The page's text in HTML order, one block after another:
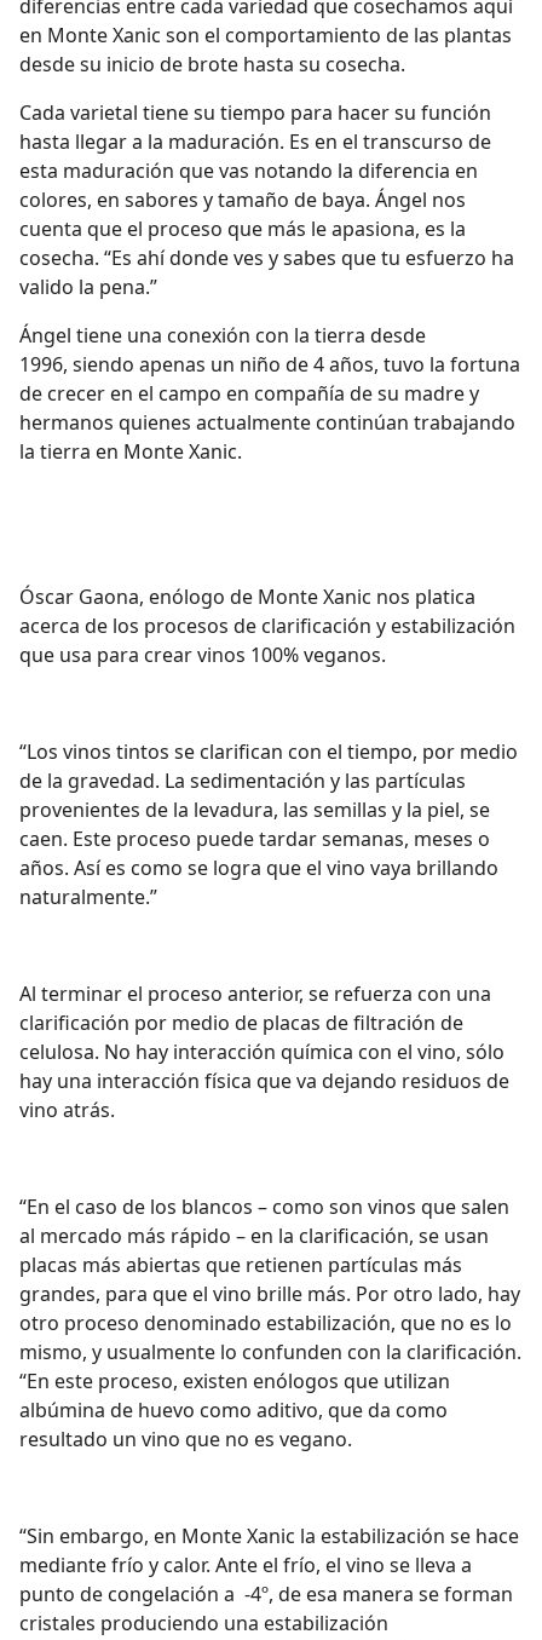
diferencias entre cada variedad que cosechamos aquí
en Monte Xanic son el comportamiento de las plantas
desde su inicio de brote hasta su cosecha.
Cada varietal tiene su tiempo para hacer su función
hasta llegar a la maduración. Es en el transcurso de
esta maduración que vas notando la diferencia en
colores, en sabores y tamaño de baya. Ángel nos
cuenta que el proceso que más le apasiona, es la
cosecha. “Es ahí donde ves y sabes que tu esfuerzo ha
valido la pena.”
Ángel tiene una conexión con la tierra desde
1996, siendo apenas un niño de 4 años, tuvo la fortuna
de crecer en el campo en compañía de su madre y
hermanos quienes actualmente continúan trabajando
la tierra en Monte Xanic.
Óscar Gaona, enólogo de Monte Xanic nos platica
acerca de los procesos de clarificación y estabilización
que usa para crear vinos 100% veganos.
“Los vinos tintos se clarifican con el tiempo, por medio
de la gravedad. La sedimentación y las partículas
provenientes de la levadura, las semillas y la piel, se
caen. Este proceso puede tardar semanas, meses o
años. Así es como se logra que el vino vaya brillando
naturalmente.”
Al terminar el proceso anterior, se refuerza con una
clarificación por medio de placas de filtración de
celulosa. No hay interacción química con el vino, sólo
hay una interacción física que va dejando residuos de
vino atrás.
“En el caso de los blancos – como son vinos que salen
al mercado más rápido – en la clarificación, se usan
placas más abiertas que retienen partículas más
grandes, para que el vino brille más. Por otro lado, hay
otro proceso denominado estabilización, que no es lo
mismo, y usualmente lo confunden con la clarificación.
“En este proceso, existen enólogos que utilizan
albúmina de huevo como aditivo, que da como
resultado un vino que no es vegano.
“Sin embargo, en Monte Xanic la estabilización se hace
mediante frío y calor. Ante el frío, el vino se lleva a
punto de congelación a -4º, de esa manera se forman
cristales produciendo una estabilización